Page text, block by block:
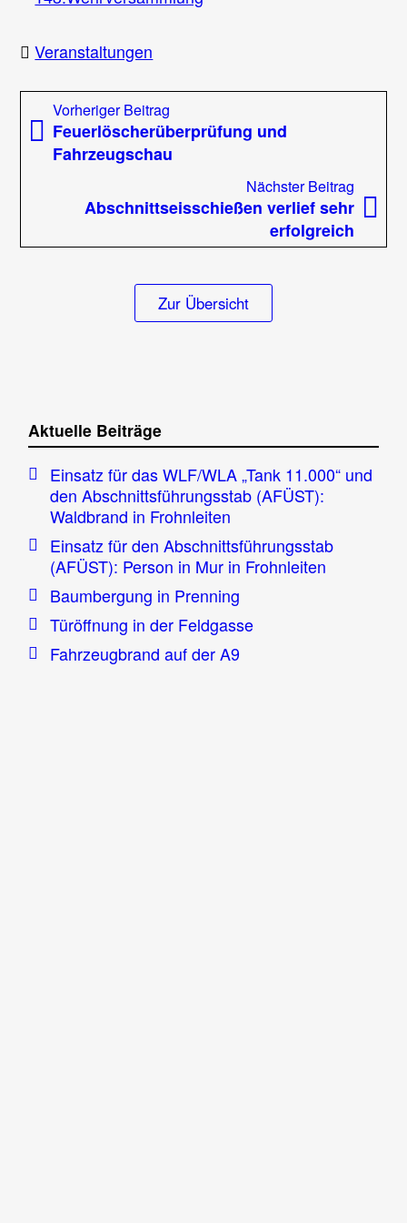
Veranstaltungen
Beitragsnavigation
Vorheriger Beitrag
Beitrag:
Feuerlöscherüberprüfung und
Fahrzeugschau
Nächster Beitrag
Abschnittseisschießen verlief sehr
erfolgreich
Zur Übersicht
Aktuelle Beiträge
Einsatz für das WLF/WLA „Tank 11.000“ und
den Abschnittsführungsstab (AFÜST):
Waldbrand in Frohnleiten
Einsatz für den Abschnittsführungsstab
(AFÜST): Person in Mur in Frohnleiten
Baumbergung in Prenning
Türöffnung in der Feldgasse
Fahrzeugbrand auf der A9